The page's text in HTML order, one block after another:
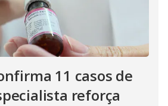
11 casos de
reforça